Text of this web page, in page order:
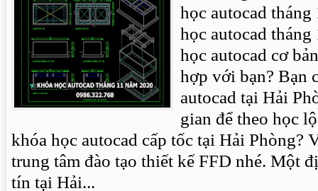
học autocad
học autocad
học autocad cơ
hợp với bạn? Bạn
autocad tại Hải
gian để theo học
khóa học autocad cấp tốc tại Hải Phòng?
trung tâm đào tạo thiết kế FFD nhé. Một
tín tại Hải...